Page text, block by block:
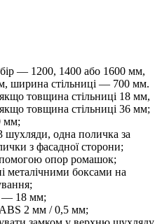
— 1200, 1400 або 1600 мм,
ширина стільниці — 700 мм.
товщина стільниці 18 мм,
товщина стільниці 36 мм;
мм;
шухляди, одна поличка за
з фасадної сторони;
опор ромашок;
металічними боксами на
— 18 мм;
2 мм / 0,5 мм;